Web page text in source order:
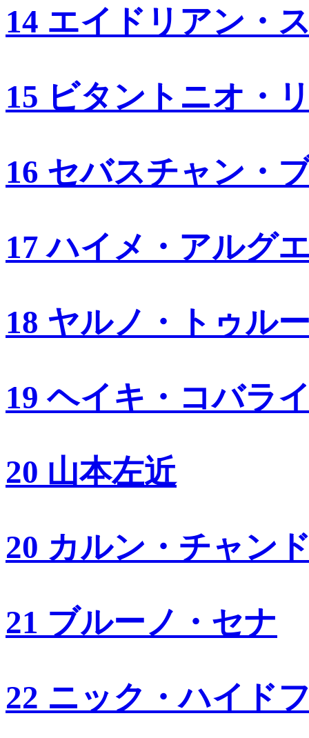
14 エイドリアン・
15 ビタントニオ・
16 セバスチャン・
17 ハイメ・アルグ
18 ヤルノ・トゥル
19 ヘイキ・コバラ
20 山本左近
20 カルン・チャン
21 ブルーノ・セナ
22 ニック・ハイド